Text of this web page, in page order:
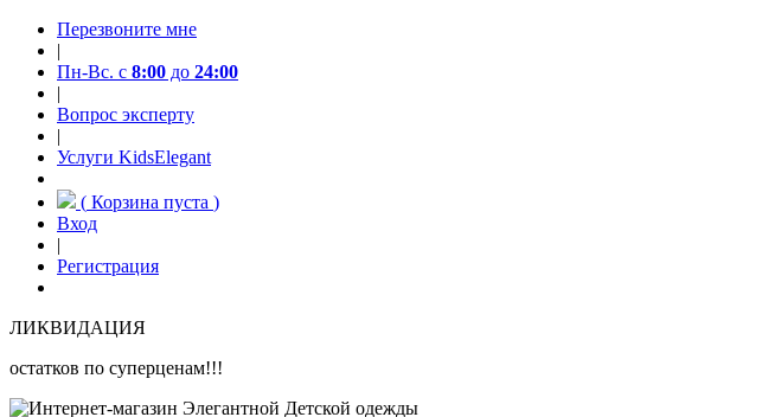
Перезвоните мне
|
Пн-Вс. с 8:00 до 24:00
|
Вопрос эксперту
|
Услуги KidsElegant
( Корзина пуста )
Вход
|
Регистрация
ЛИКВИДАЦИЯ
остатков по суперценам!!!